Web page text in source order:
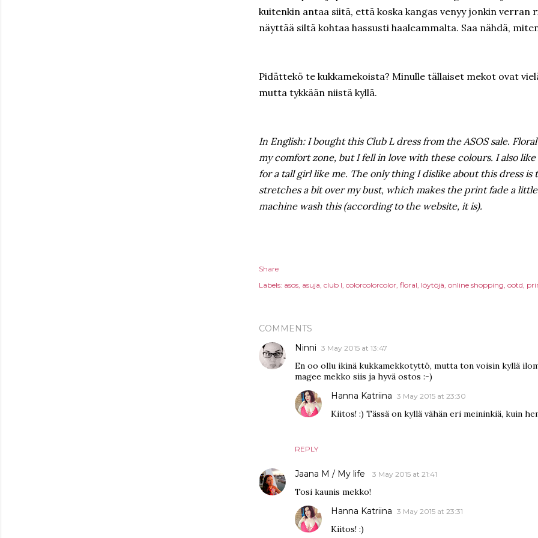
kuitenkin antaa siitä, että koska kangas venyy jonkin
näyttää siltä kohtaa hassusti haaleammalta. Saa nähdä,
Pidättekö te kukkamekoista? Minulle tällaiset mekot ovat
mutta tykkään niistä kyllä.
In English: I bought this Club L dress from the ASOS sale.
my comfort zone, but I fell in love with these colours. I also
for a tall girl like me. The only thing I dislike about this dress
stretches a bit over my bust, which makes the print fade a
machine wash this (according to the website, it is).
Share
Labels: asos asuja club l colorcolorcolor floral löytöjä online shopping ootd
COMMENTS
Ninni 3 May 2015 at 13:47
En oo ollu ikinä kukkamekkotyttö, mutta ton voisin kyllä
magee mekko siis ja hyvä ostos :-)
REPLY
Hanna Katriina 3 May 2015 at 23:30
Kiitos! :) Tässä on kyllä vähän eri meininkiä, kuin
Jaana M / My life 3 May 2015 at 21:41
Tosi kaunis mekko!
Hanna Katriina 3 May 2015 at 23:31
Kiitos! :)